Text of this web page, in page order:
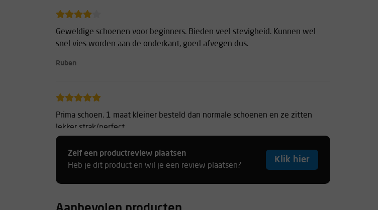
Geweldige schoenen voor beginners. Bieden veel stevigheid. Kunnen wel
snel vies worden aan de onderkant, goed afvegen dus.
Ruben
Prima schoen. 1 maat kleiner besteld dan normale schoenen en ze zitten
lekker strak/perfect.
Zelf een productreview plaatsen
Heb je dit product en wil je een review plaatsen?
Klik hier